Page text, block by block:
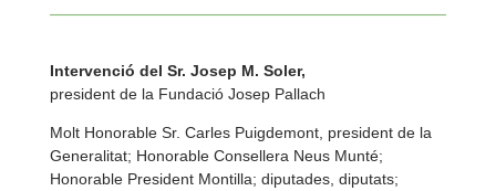
Intervenció del Sr. Josep M. Soler,
president de la Fundació Josep Pallach
Molt Honorable Sr. Carles Puigdemont, president de la
Generalitat; Honorable Consellera Neus Munté;
Honorable President Montilla; diputades, diputats;